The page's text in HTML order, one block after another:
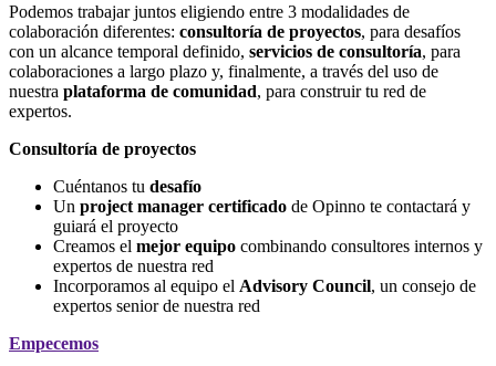
Podemos trabajar juntos eligiendo entre 3 modalidades de
colaboración diferentes: consultoría de proyectos, para desafíos
con un alcance temporal definido, servicios de consultoría, para
colaboraciones a largo plazo y, finalmente, a través del uso de
nuestra plataforma de comunidad, para construir tu red de
expertos.
Consultoría de proyectos
Cuéntanos tu desafío
Un project manager certificado de Opinno te contactará y
guiará el proyecto
Creamos el mejor equipo combinando consultores internos y
expertos de nuestra red
Incorporamos al equipo el Advisory Council, un consejo de
expertos senior de nuestra red
Empecemos